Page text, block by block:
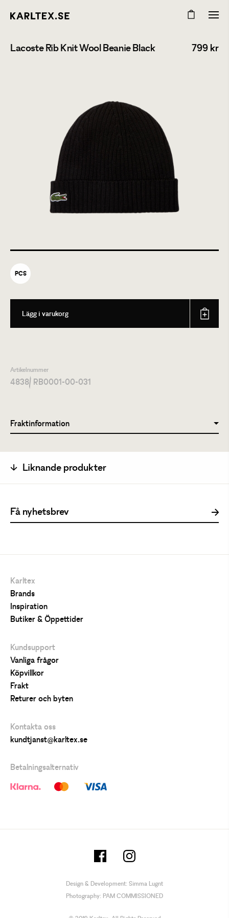
Lacoste Rib Knit Wool Beanie Black 799 kr
PCS
Lägg i varukorg
Artikelnummer
4838/ RB0001-00-031
Fraktinformation
Liknande produkter
Karltex
Brands
Inspiration
Butiker & Öppettider
Kundsupport
Vanliga frågor
Köpvillkor
Frakt
Returer och byten
Kontakta oss
kundtjanst@karltex.se
Betalningsalternativ
Design & Development: Simma Lugnt
Photography: PAM COMMISSIONED